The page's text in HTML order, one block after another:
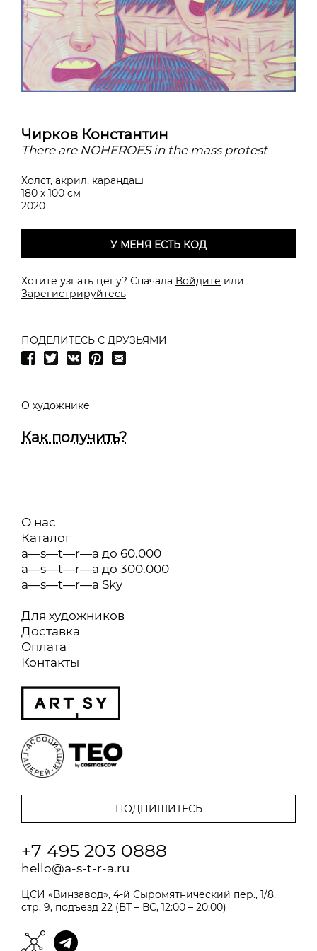
Чирков Константин
There are NOHEROES in the mass protest
Холст, акрил, карандаш
180 x 100 см
2020
У МЕНЯ ЕСТЬ КОД
Хотите узнать цену? Сначала Войдите или
Зарегистрируйтесь
ПОДЕЛИТЕСЬ С ДРУЗЬЯМИ
О художнике
Как получить?
О нас
Каталог
a—s—t—r—a до 60.000
a—s—t—r—a до 300.000
a—s—t—r—a Sky
Для художников
Доставка
Оплата
Контакты
+7 495 203 0888
hello@a-s-t-r-a.ru
ЦСИ «Винзавод», 4-й Сыромятнический пер., 1/8,
стр. 9, подъезд 22 (ВТ – ВС, 12:00 – 20:00)